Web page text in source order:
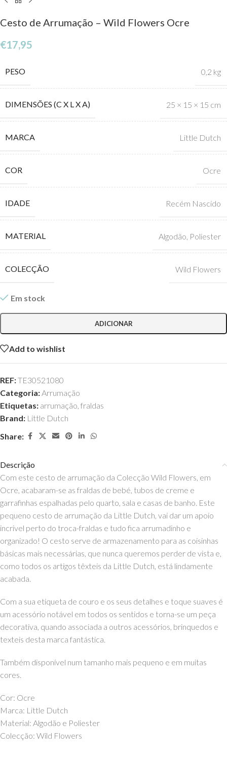
Cesto de Arrumação – Wild Flowers Ocre
€17,95
PESO 0,2 kg
DIMENSÕES (C X L X A) 25 × 15 × 15 cm
MARCA Little Dutch
COR Ocre
IDADE Recém Nascido
MATERIAL Algodão Poliester
COLECÇÃO Wild Flowers
Em stock
ADICIONAR
Add to wishlist
REF:TE30521080
Categoria:Arrumação
Etiquetas: arrumação, fraldas
Brand: Little Dutch
Share:
Descrição
Com este cesto de arrumação da Colecção Wild Flowers, em
Ocre, acabaram-se as fraldas de bebé, tubos de creme e
garrafinhas espalhadas pelo quarto, sala e casas de banho. Este
pequeno cesto de arrumação da Little Dutch, vai dar um apoio
incrivel perto do troca-fraldas e tudo fica arrumadinho e
organizado! O cesto serve de armazenamento para as coisinhas
básicas mais necessárias, que nunca queremos perder de vista e,
como todos os artigos têxteis da Little Dutch, está lindamente
acabada.
Com a sua etiqueta de couro e os seus detalhes e toque suaves é
um acessório notável em todos os sentidos e torna-se um peça
decorativa, quando associada a outros acessórios, brinquedos e
texteis desta marca fantástica.
Também disponível num tamanho mais pequeno e em muitas
cores.
Cor: Ocre
Marca: Little Dutch
Material: Algodão e Poliester
Colecção: Wild Flowers